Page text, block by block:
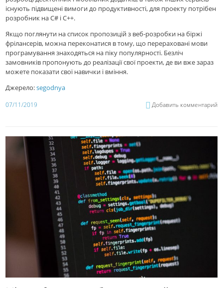
існують підвищені вимоги до продуктивності, для проекту потрібен
розробник на C# і C++.
Якщо поглянути на список пропозицій з веб-розробки на біржі
фрілансерів, можна переконатися в тому, що перераховані мови
програмування знаходяться на піку популярності. Безліч
замовників пропонують до реалізації свої проекти, де ви вже зараз
можете показати свої навички і вміння.
Джерело:segodnya
07/11/2019 Добавить комментарий